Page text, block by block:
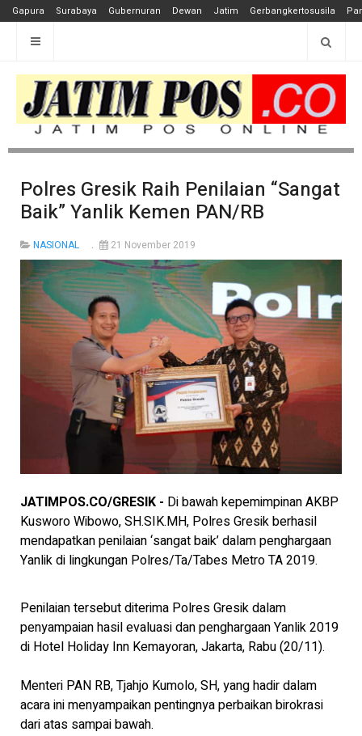
Gapura Surabaya Gubernuran Dewan Jatim Gerbangkertosusila
Polres Gresik Raih Penilaian “Sangat
Baik” Yanlik Kemen PAN/RB
NASIONAL 21 November 2019
JATIMPOS.CO/GRESIK - Di bawah kepemimpinan AKBP
Kusworo Wibowo, SH.SIK.MH, Polres Gresik berhasil
mendapatkan penilaian ‘sangat baik’ dalam penghargaan
Yanlik di lingkungan Polres/Ta/Tabes Metro TA 2019.
Penilaian tersebut diterima Polres Gresik dalam
penyampaian hasil evaluasi dan penghargaan Yanlik 2019
di Hotel Holiday Inn Kemayoran, Jakarta, Rabu (20/11).
Menteri PAN RB, Tjahjo Kumolo, SH, yang hadir dalam
acara ini menyampaikan pentingnya perbaikan birokrasi
dari atas sampai bawah.